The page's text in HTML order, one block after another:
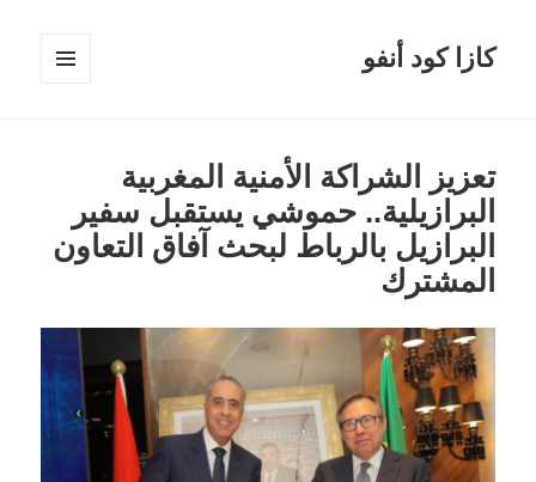
كازا كود أنفو
تعزيز الشراكة الأمنية المغربية
البرازيلية.. حموشي يستقبل سفير
البرازيل بالرباط لبحث آفاق التعاون
المشترك